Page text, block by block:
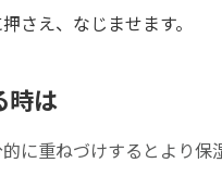
さえ、なじませます。
時は
に重ねづけするとより保